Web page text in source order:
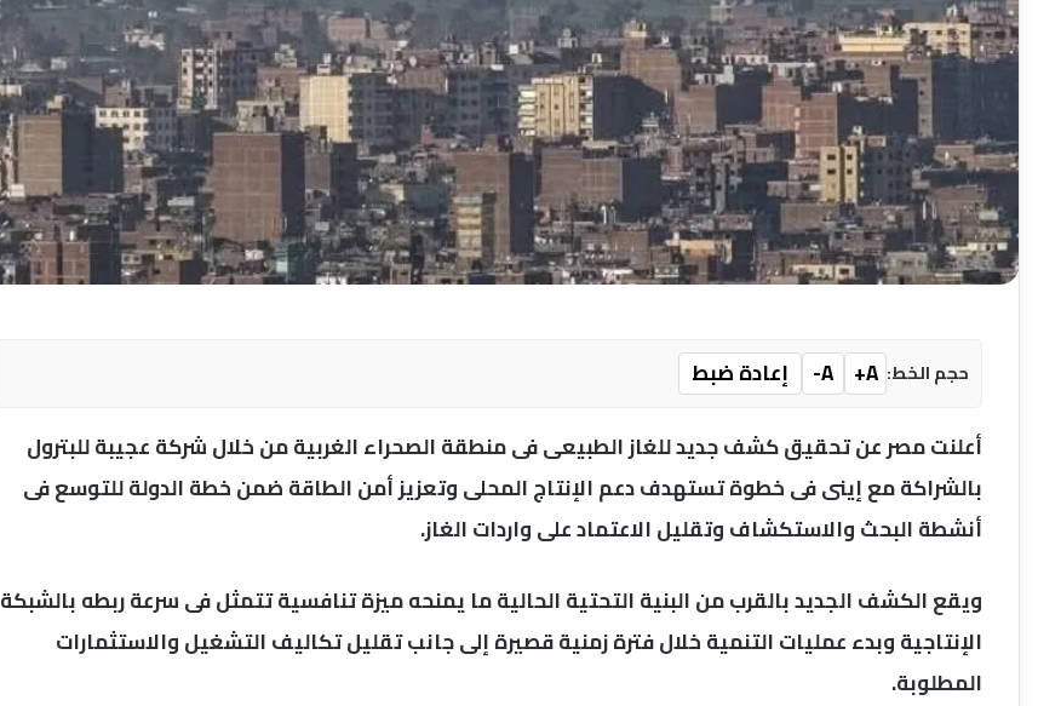
حجم الخط: A+
A-
إعادة ضبط
أعلنت مصر عن تحقيق كشف جديد للغاز الطبيعى فى منطقة الصحراء الغربية من خلال شركة عجيبة للبترول
بالشراكة مع إينى فى خطوة تستهدف دعم الإنتاج المحلى وتعزيز أمن الطاقة ضمن خطة الدولة للتوسع فى
أنشطة البحث والاستكشاف وتقليل الاعتماد على واردات الغاز.
ويقع الكشف الجديد بالقرب من البنية التحتية الحالية ما يمنحه ميزة تنافسية تتمثل فى سرعة ربطه بالشبكة
الإنتاجية وبدء عمليات التنمية خلال فترة زمنية قصيرة إلى جانب تقليل تكاليف التشغيل والاستثمارات
المطلوبة.